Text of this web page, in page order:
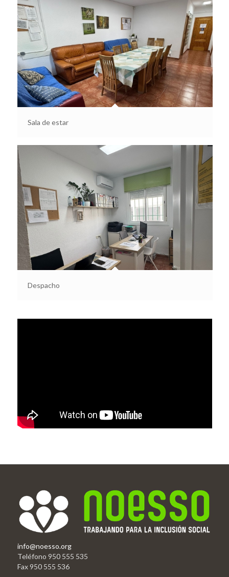
Sala de estar
Despacho
info@noesso.org
Teléfono 950 555 535
Fax 950 555 536